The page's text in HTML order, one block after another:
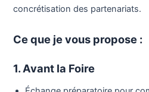
concrétisation des partenariats.
Ce que je vous propose :
1. Avant la Foire